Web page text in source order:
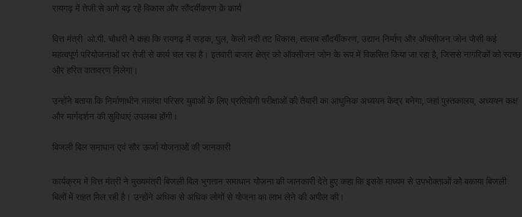
रायगढ़ में तेजी से आगे बढ़ रहे विकास और सौंदर्यीकरण के कार्य
वित्त मंत्री ओ.पी. चौधरी ने कहा कि रायगढ़ में सड़क, पुल, केलो नदी तट विकास, तालाब सौंदर्यीकरण, उद्यान निर्माण और ऑक्सीजन जोन जैसी कई
महत्वपूर्ण परियोजनाओं पर तेजी से कार्य चल रहा है। इतवारी बाजार क्षेत्र को ऑक्सीजन जोन के रूप में विकसित किया जा रहा है, जिससे नागरिकों को स्वच्छ
और हरित वातावरण मिलेगा।
उन्होंने बताया कि निर्माणाधीन नालंदा परिसर युवाओं के लिए प्रतियोगी परीक्षाओं की तैयारी का आधुनिक अध्ययन केंद्र बनेगा, जहां पुस्तकालय, अध्ययन कक्ष
और मार्गदर्शन की सुविधाएं उपलब्ध होंगी।
बिजली बिल समाधान एवं सौर ऊर्जा योजनाओं की जानकारी
कार्यक्रम में वित्त मंत्री ने मुख्यमंत्री बिजली बिल भुगतान समाधान योजना की जानकारी देते हुए कहा कि इसके माध्यम से उपभोक्ताओं को बकाया बिजली
बिलों में राहत मिल रही है। उन्होंने अधिक से अधिक लोगों से योजना का लाभ लेने की अपील की।